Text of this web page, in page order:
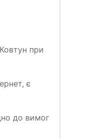
при
є
до вимог